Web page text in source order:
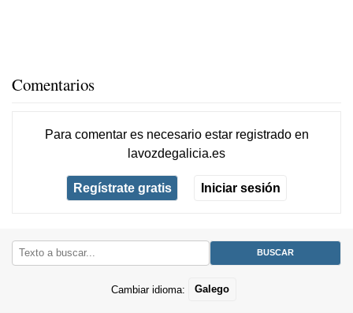
Comentarios
Para comentar es necesario estar registradoen
lavozdegalicia.es
Regístrate gratis Iniciar sesión
Cambiar idioma: Galego